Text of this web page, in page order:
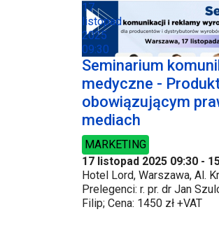
17
listopad
2025
09:30
Seminarium
medyczne -
obowiązującym
mediach
MARKETING
17 listopad 2025 09:30 -
Hotel Lord, Warszawa, Al.
Prelegenci: r. pr. dr Jan
Filip; Cena: 1450 zł +VAT